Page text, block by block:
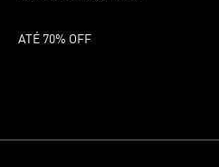
ATÉ 70% OFF